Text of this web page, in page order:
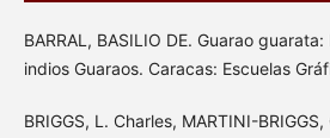
BARRAL, BASILIO DE. Guarao
indios Guaraos. Caracas: Escuelas
BRIGGS, L. Charles, MARTINI-